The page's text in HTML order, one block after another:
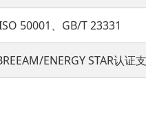
50001、GB/T 23331
ENERGY STAR认证